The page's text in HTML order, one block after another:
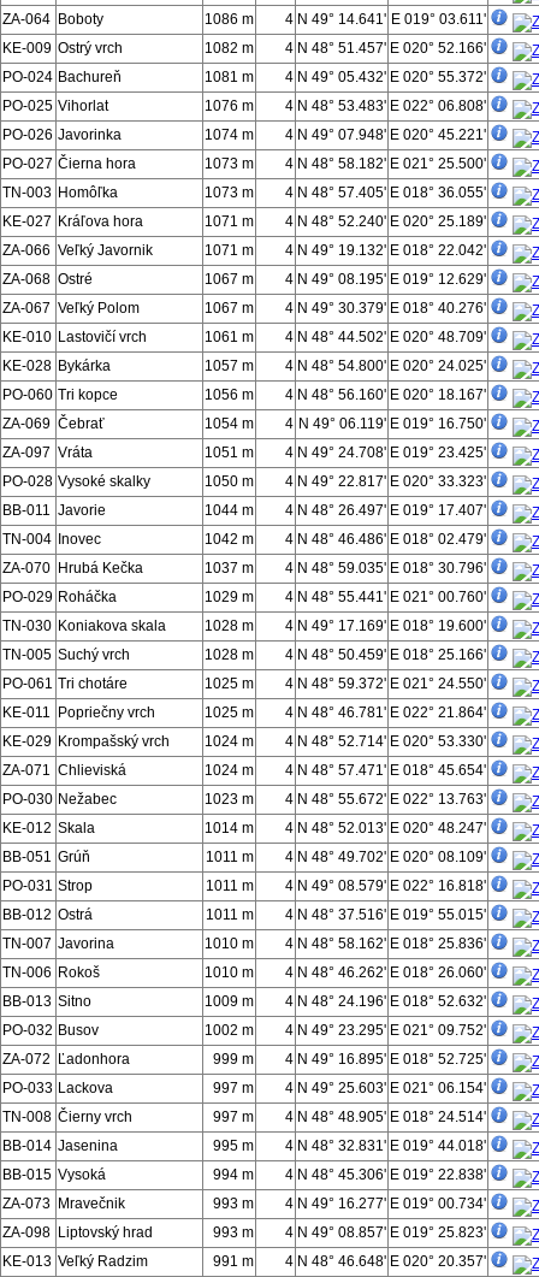
ZA-064 Boboty 1086 m 4 N 49° 14.641' E 019° 03.611'
KE-009 Ostrý vrch 1082 m 4 N 48° 51.457' E 020° 52.166'
PO-024 Bachureň 1081 m 4 N 49° 05.432' E 020° 55.372'
PO-025 Vihorlat 1076 m 4 N 48° 53.483' E 022° 06.808'
PO-026 Javorinka 1074 m 4 N 49° 07.948' E 020° 45.221'
PO-027 Čierna hora 1073 m 4 N 48° 58.182' E 021° 25.500'
TN-003 Homôľka 1073 m 4 N 48° 57.405' E 018° 36.055'
KE-027 Kráľova hora 1071 m 4 N 48° 52.240' E 020° 25.189'
ZA-066 Veľký Javornik 1071 m 4 N 49° 19.132' E 018° 22.042'
ZA-068 Ostré 1067 m 4 N 49° 08.195' E 019° 12.629'
ZA-067 Veľký Polom 1067 m 4 N 49° 30.379' E 018° 40.276'
KE-010 Lastovičí vrch 1061 m 4 N 48° 44.502' E 020° 48.709'
KE-028 Bykárka 1057 m 4 N 48° 54.800' E 020° 24.025'
PO-060 Tri kopce 1056 m 4 N 48° 56.160' E 020° 18.167'
ZA-069 Čebrať 1054 m 4 N 49° 06.119' E 019° 16.750'
ZA-097 Vráta 1051 m 4 N 49° 24.708' E 019° 23.425'
PO-028 Vysoké skalky 1050 m 4 N 49° 22.817' E 020° 33.323'
BB-011 Javorie 1044 m 4 N 48° 26.497' E 019° 17.407'
TN-004 Inovec 1042 m 4 N 48° 46.486' E 018° 02.479'
ZA-070 Hrubá Kečka 1037 m 4 N 48° 59.035' E 018° 30.796'
PO-029 Roháčka 1029 m 4 N 48° 55.441' E 021° 00.760'
TN-030 Koniakova skala 1028 m 4 N 49° 17.169' E 018° 19.600'
TN-005 Suchý vrch 1028 m 4 N 48° 50.459' E 018° 25.166'
PO-061 Tri chotáre 1025 m 4 N 48° 59.372' E 021° 24.550'
KE-011
Popriečny vrch 1025 m 4 N 48° 46.781' E 022° 21.864'
KE-029 Krompašský vrch 1024 m 4 N 48° 52.714' E 020° 53.330'
ZA-071 Chlieviská 1024 m 4 N 48° 57.471' E 018° 45.654'
PO-030 Nežabec 1023 m 4 N 48° 55.672' E 022° 13.763'
KE-012 Skala 1014 m 4 N 48° 52.013' E 020° 48.247'
BB-051 Grúň 1011 m 4 N 48° 49.702' E 020° 08.109'
PO-031 Strop 1011 m 4 N 49° 08.579' E 022° 16.818'
BB-012 Ostrá 1011 m 4 N 48° 37.516' E 019° 55.015'
TN-007 Javorina 1010 m 4 N 48° 58.162' E 018° 25.836'
TN-006 Rokoš 1010 m 4 N 48° 46.262' E 018° 26.060'
BB-013 Sitno 1009 m 4 N 48° 24.196' E 018° 52.632'
PO-032 Busov 1002 m 4 N 49° 23.295' E 021° 09.752'
ZA-072
Ľadonhora 999 m 4 N 49° 16.895' E 018° 52.725'
PO-033 Lackova 997 m 4 N 49° 25.603' E 021° 06.154'
TN-008 Čierny vrch 997 m 4 N 48° 48.905' E 018° 24.514'
BB-014 Jasenina 995 m 4 N 48° 32.831' E 019° 44.018'
BB-015 Vysoká 994 m 4 N 48° 45.306' E 019° 22.838'
ZA-073 Mravečnik 993 m 4 N 49° 16.277' E 019° 00.734'
ZA-098 Liptovský hrad 993 m 4 N 49° 08.857' E 019° 25.823'
KE-013 Veľký Radzim 991 m 4 N 48° 46.648' E 020° 20.357'